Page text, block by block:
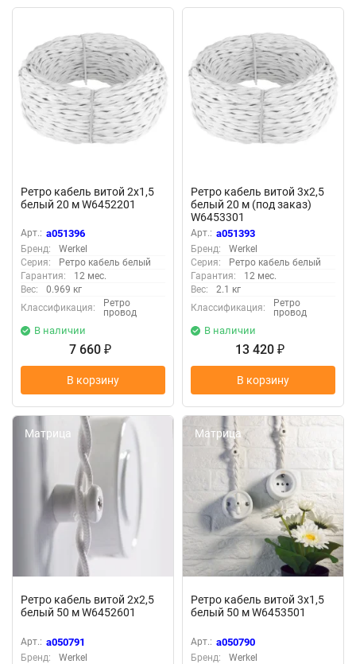
Ретро кабель витой 2х1,5
белый 20 м W6452201
Арт.: a051396
Бренд:
Werkel
Серия:
Ретро кабель белый
Гарантия:
12 мес.
Вес:
0.969 кг
Классификация:
Ретро
провод
В наличии
7 660 ₽
В корзину
Ретро кабель витой 3х2,5
белый 20 м (под заказ)
W6453301
Арт.: a051393
Бренд:
Werkel
Серия:
Ретро кабель белый
Гарантия:
12 мес.
Вес:
2.1 кг
Классификация:
Ретро
провод
В наличии
13 420 ₽
В корзину
Матрица
Ретро кабель витой 2х2,5
белый 50 м W6452601
Арт.: a050791
Бренд:
Werkel
Матрица
Ретро кабель витой 3х1,5
белый 50 м W6453501
Арт.: a050790
Бренд:
Werkel